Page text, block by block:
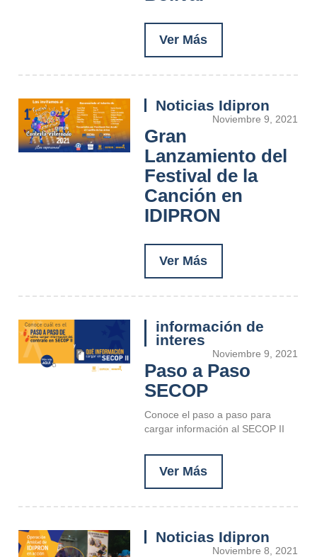
Ver Más
Noticias Idipron
Noviembre 9, 2021
Gran
Lanzamiento del
Festival de la
Canción en
IDIPRON
Ver Más
información de
interes
Noviembre 9, 2021
Paso a Paso
SECOP
Conoce el paso a paso para
cargar información al SECOP II
Ver Más
Noticias Idipron
Noviembre 8, 2021